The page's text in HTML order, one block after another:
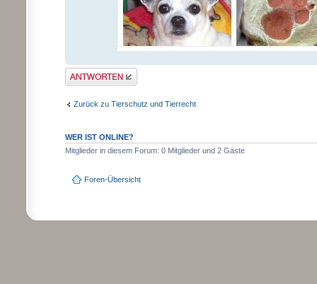
Antwort schreiben
Zurück zu Tierschutz und Tierrecht
WER IST ONLINE?
Mitglieder in diesem Forum: 0 Mitglieder und 2 Gäste
Foren-Übersicht